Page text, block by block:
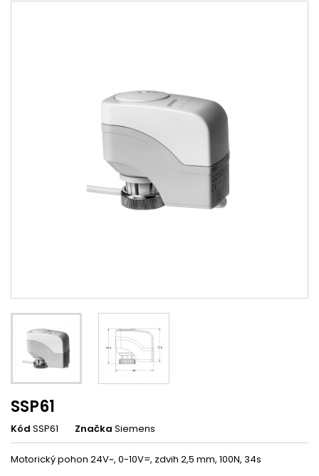
SSP61
Kód SSP61 Značka Siemens
Motorický pohon 24V~, 0-10V=, zdvih 2,5 mm, 100N, 34s